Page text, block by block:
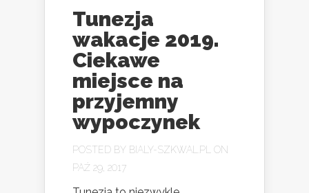
Tunezja
wakacje 2019.
Ciekawe
miejsce na
przyjemny
wypoczynek
POSTED BY BIALY-SZKWAL.PL
ON
PAŹ 29, 2017